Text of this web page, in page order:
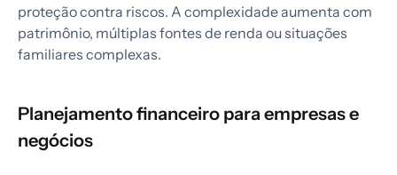
proteção contra riscos. A complexidade aumenta com
patrimônio, múltiplas fontes de renda ou situações
familiares complexas.
Planejamento financeiro para empresas e
negócios